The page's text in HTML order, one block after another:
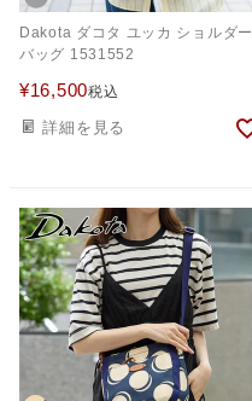
Dakota ダコタ ユッカ ショルダー
バッグ 1531552
¥16,500税込
詳細を見る